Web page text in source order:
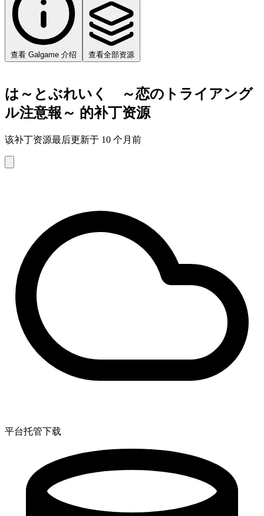
查看 Galgame 介绍 查看全部资源
は～とぶれいく ～恋のトライアング
ル注意報～ 的补丁资源
该补丁资源最后更新于 10 个月前
平台托管下载